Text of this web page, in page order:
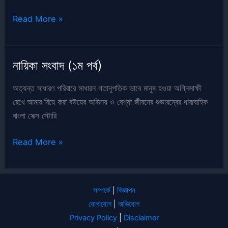
নায়িকা
(২য়
পর্ব)
Read More »
নায়িকা সংবাদ (১ম পর্ব)
অত্যন্ত সাধারণ পরিবারে সাধারন গতানুগতিক ভাবে মানুষ হওয়া অগ্নিসাক্ষী
রেখে আমার বিয়ে করা বউয়ের অভিনয় ও বেশ্যা জীবনের শুভারম্বের ধারাবাহিক
বাংলা সেক্স স্টোরি
নায়িকা
Read More »
সম্পর্কে| বিজ্ঞাপন
যোগাযোগ
অভিযোগ
Privacy Policy| Disclaimer